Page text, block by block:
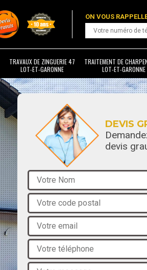
ON VOUS
TRAVAUX DE ZINGUERIE 47
LOT-ET-GARONNE
TRAITEMENT DE
LOT-ET-GARONNE
DEVIS
devis